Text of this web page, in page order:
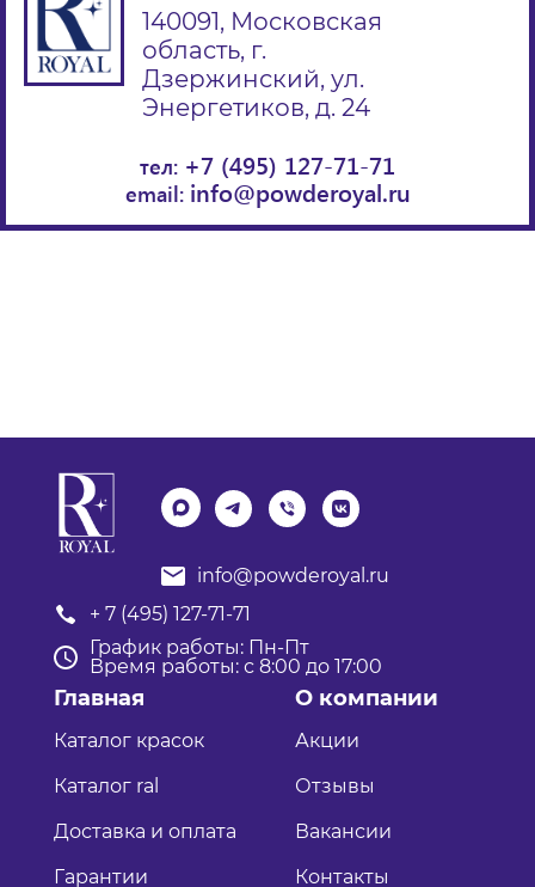
140091, Московская
область, г.
Дзержинский, ул.
Энергетиков, д. 24
тел: +7 (495) 127-71-71
email: info@powderoyal.ru
info@powderoyal.ru
+ 7 (495) 127-71-71
График работы: Пн-Пт
Время работы: с 8:00 до 17:00
Главная
Каталог красок
Каталог ral
Доставка и оплата
Гарантии
О компании
Акции
Отзывы
Вакансии
Контакты